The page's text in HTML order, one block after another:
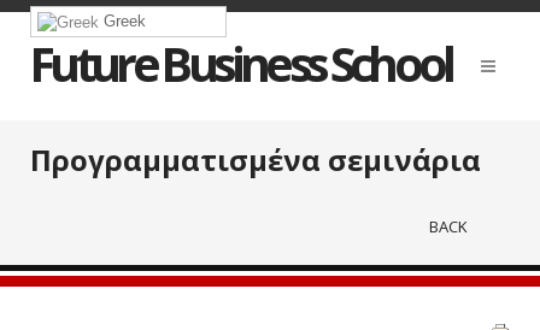
Greek
Future Business School
Προγραμματισμένα σεμινάρια
BACK